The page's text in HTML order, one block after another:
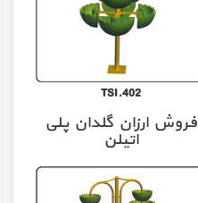
TSI.402
فروش ارزان گلدان پلی
اتیلن